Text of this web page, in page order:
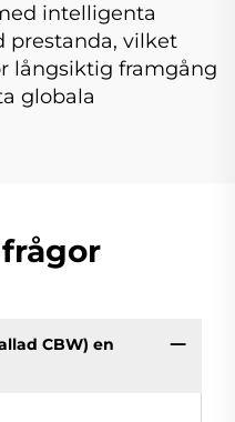
intelligenta
prestanda, vilket
långsiktig framgång
globala
CBW) en